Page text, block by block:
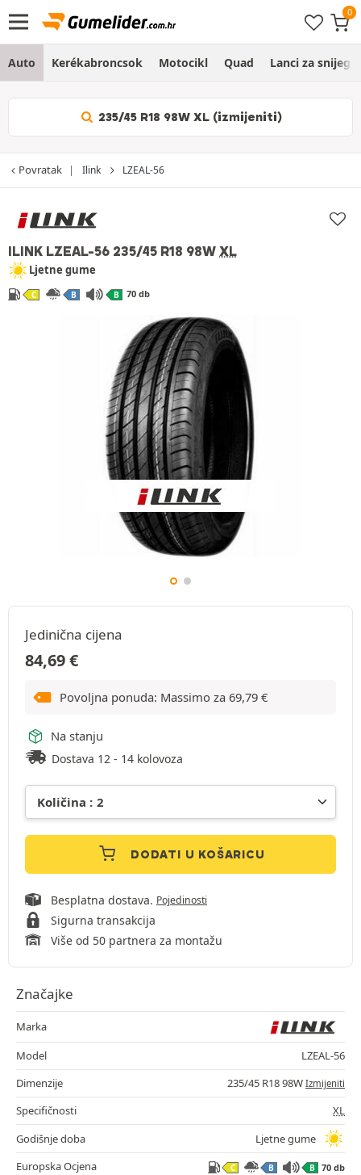
Auto Kerékabroncsok Motocikl Quad Lanci za snijeg
235/45 R18 98W XL (izmijeniti)
Povratak Ilink LZEAL-56
ILINK LZEAL-56 235/45 R18 98W XL
Ljetne gume
C B B 70 db
Jedinična cijena
84,69€
Povoljna ponuda: Massimo za 69,79 €
Na stanju
Dostava 12 - 14 kolovoza
DODATI U KOŠARICU
Besplatna dostava. Pojedinosti
Sigurna transakcija
Više od 50 partnera za montažu
Značajke
Marka
Model
LZEAL-56
Dimenzije
235/45 R18 98W Izmijeniti
Specifičnosti
XL
Godišnje doba
Ljetne gume
Europska Ocjena
C B B 70 db